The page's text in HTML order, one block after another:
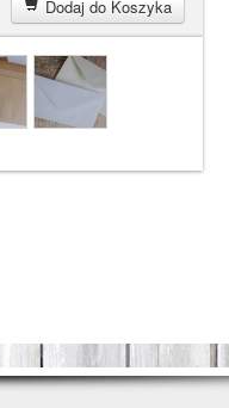
Dodaj do Koszyka